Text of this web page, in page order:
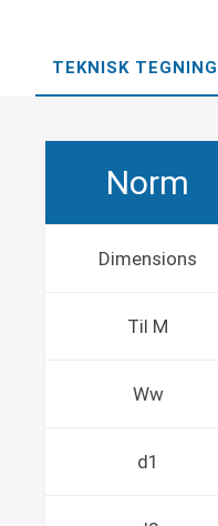
TEKNISK TEGNING
Norm
Dimensions
Til M
Ww
d1